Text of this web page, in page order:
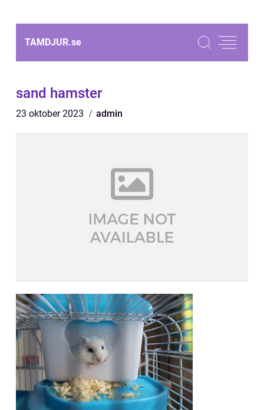
TAMDJUR.se
sand hamster
23 oktober 2023 admin